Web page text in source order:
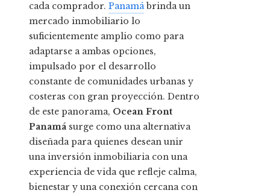
cada comprador. Panamábrinda un
mercado inmobiliario lo
suficientemente amplio como para
adaptarse a ambas opciones,
impulsado por el desarrollo
constante de comunidades urbanas y
costeras con gran proyección. Dentro
de este panorama, Ocean Front
Panamá surge como una alternativa
diseñada para quienes desean unir
una inversión inmobiliaria con una
experiencia de vida que refleje calma,
bienestar y una conexión cercana con